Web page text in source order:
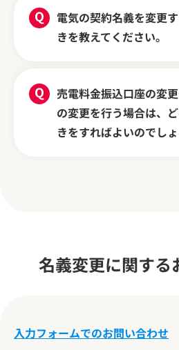
電気の契約名義を変更
きを教えてください。
売電料金振込口座の変
の変更を行う場合は、
きをすればよいのでし
名義変更に関する
入力フォームでのお問い合わせ